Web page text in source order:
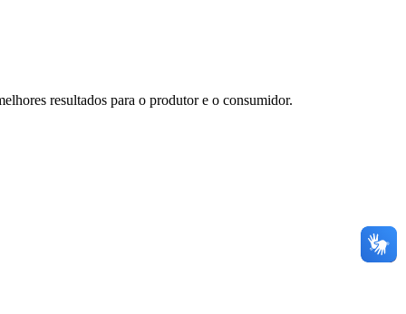
resultados para o produtor e o consumidor.